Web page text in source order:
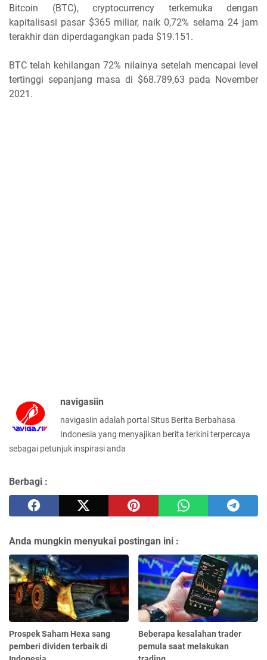
Bitcoin (BTC), cryptocurrency terkemuka dengan
kapitalisasi pasar $365 miliar, naik 0,72% selama 24 jam
terakhir dan diperdagangkan pada $19.151.
BTC telah kehilangan 72% nilainya setelah mencapai level
tertinggi sepanjang masa di $68.789,63 pada November
2021.
navigasiin
navigasiin adalah portal Situs Berita Berbahasa
Indonesia yang menyajikan berita terkini terpercaya
sebagai petunjuk inspirasi anda
Berbagi :
Anda mungkin menyukai postingan ini :
Prospek Saham Hexa sang
pemberi dividen terbaik di
Beberapa kesalahan trader
pemula saat melakukan